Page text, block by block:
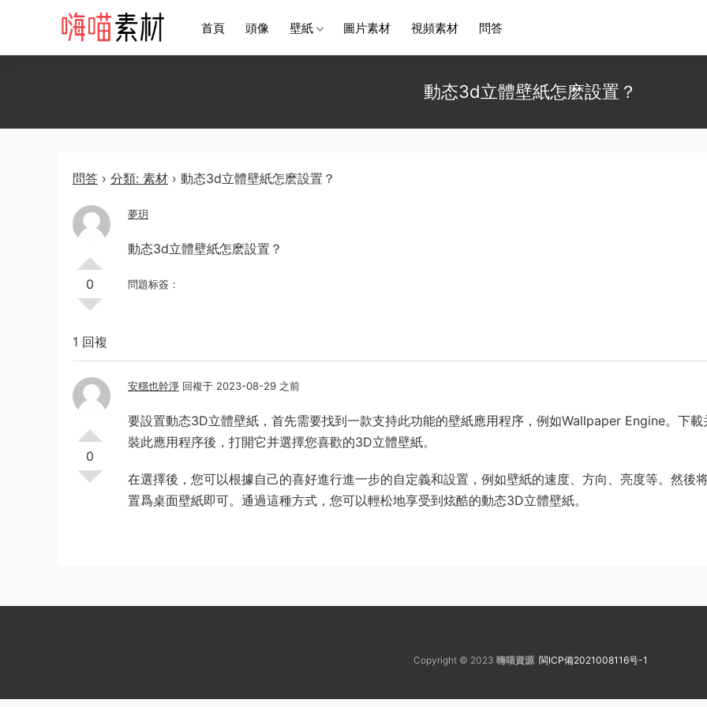
首頁 頭像 壁紙 圖片素材 視頻素材 問答
動态3d立體壁紙怎麽設置？
問答 › 分類: 素材 › 動态3d立體壁紙怎麽設置？
0
夢玥
動态3d立體壁紙怎麽設置？
問題标簽：
1 回複
0
安穩也幹淨 回複于 2023-08-29 之前
要設置動态3D立體壁紙，首先需要找到一款支持此功能的壁紙應用程序，例如Wallpaper Engine。下載
裝此應用程序後，打開它并選擇您喜歡的3D立體壁紙。
在選擇後，您可以根據自己的喜好進行進一步的自定義和設置，例如壁紙的速度、方向、亮度等。然後
置爲桌面壁紙即可。通過這種方式，您可以輕松地享受到炫酷的動态3D立體壁紙。
Copyright © 2023 嗨喵資源 閩ICP備2021008116号-1